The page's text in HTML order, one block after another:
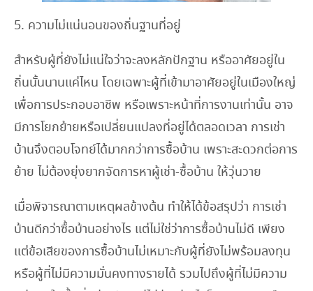
5. ความไม่แน่นอนของถิ่นฐานที่อยู่
สำหรับผู้ที่ยังไม่แน่ใจว่าจะลงหลักปักฐาน หรืออาศัยอยู่ใน
ถิ่นนั้นนานแค่ไหน โดยเฉพาะผู้ที่เข้ามาอาศัยอยู่ในเมืองใหญ่
เพื่อการประกอบอาชีพ หรือเพราะหน้าที่การงานเท่านั้น อาจ
มีการโยกย้ายหรือเปลี่ยนแปลงที่อยู่ได้ตลอดเวลา การเช่า
บ้านจึงตอบโจทย์ได้มากกว่าการซื้อบ้าน เพราะสะดวกต่อการ
ย้าย ไม่ต้องยุ่งยากจัดการหาผู้เช่า-ซื้อบ้าน ให้วุ่นวาย
เมื่อพิจารณาตามเหตุผลข้างต้น ทำให้ได้ข้อสรุปว่า การเช่า
บ้านดีกว่าซื้อบ้านอย่างไร แต่ไม่ใช่ว่าการซื้อบ้านไม่ดี เพียง
แต่ข้อเสียของการซื้อบ้านไม่เหมาะกับผู้ที่ยังไม่พร้อมลงทุน
หรือผู้ที่ไม่มีความมั่นคงทางรายได้ รวมไปถึงผู้ที่ไม่มีความ